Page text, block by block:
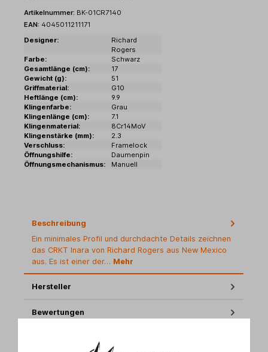
Artikelnummer: BK-01CR7140
EAN: 4045011211171
Designer:
Richard
Rogers
Farbe:
Schwarz
Gesamtlänge (cm):
17
Gewicht (g):
51
Griffmaterial:
G10
Heftlänge (cm):
9.9
Klingenfarbe:
Grau
Klingenlänge (cm):
7.1
Klingenmaterial:
8Cr14MoV
Klingenstärke (mm):
2.3
Verschluss:
Framelock
Öffnungshilfe:
Daumenpin
Öffnungsmechanismus:
Manuell
Beschreibung
Ein minimales Profil und durchdachte Details zeichnen
das CRKT Inara von Richard Rogers aus New Mexico
aus. Es ist einer der… Mehr
Hersteller
Bewertungen